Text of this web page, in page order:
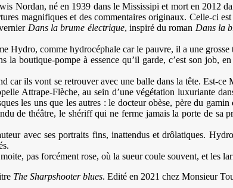
Nordan, né en 1939 dans le Mississipi et mort en 2012
magnifiques et des commentaires originaux. Celle-ci
Dans la brume électrique, inspiré du roman Dans la
Hydro, comme hydrocéphale car le pauvre, il a une
la boutique-pompe à essence qu’il garde, c’est son
ils vont se retrouver avec une balle dans la tête. Est-
Attrape-Flèche, au sein d’une végétation luxuriante
les uns que les autres : le docteur obèse, père du
de théâtre, le shériff qui ne ferme jamais la porte de
avec ses portraits fins, inattendus et drôlatiques.
pas forcément rose, où la sueur coule souvent, et les
The Sharpshooter blues. Edité en 2021 chez Monsieur